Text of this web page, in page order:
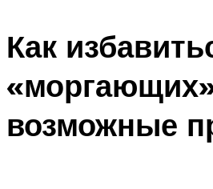
Как
возможные